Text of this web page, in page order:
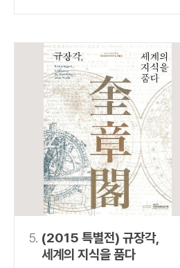
5. (2015 특별전) 규장각,
세계의 지식을 품다